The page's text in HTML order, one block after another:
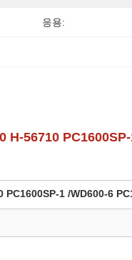
응용:
H-56710
1 /WD600-6